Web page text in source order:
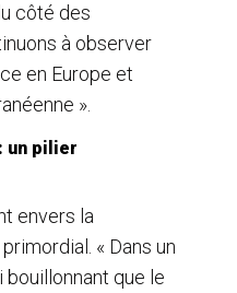
côté des
à observer
en Europe et
».
un pilier
envers la
« Dans un
que le